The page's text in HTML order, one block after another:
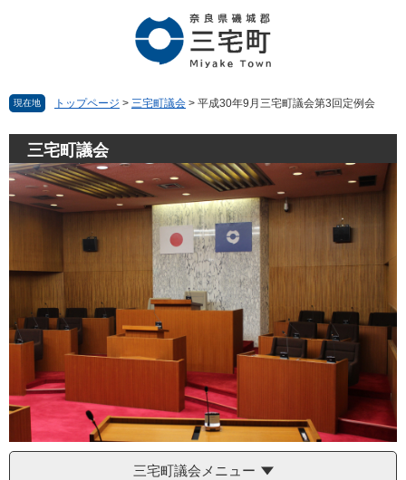
て
本
文
現在地 トップページ > 三宅町議会 > 平成30年9月三宅町議会第3回定例会
三宅町議会
三宅町議会メニュー